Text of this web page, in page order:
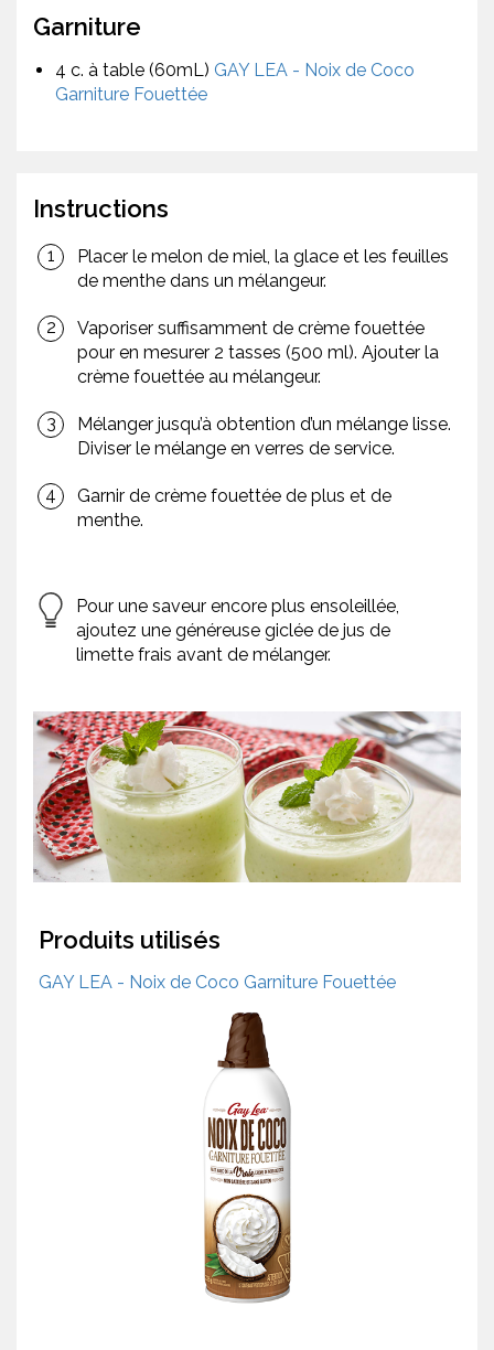
Garniture
4 c. à table (60mL) GAY LEA - Noix de Coco
Garniture Fouettée
Instructions
Placer le melon de miel, la glace et les feuilles
de menthe dans un mélangeur.
Vaporiser suffisamment de crème fouettée
pour en mesurer 2 tasses (500 ml). Ajouter la
crème fouettée au mélangeur.
Mélanger jusqu’à obtention d’un mélange lisse.
Diviser le mélange en verres de service.
Garnir de crème fouettée de plus et de
menthe.
Pour une saveur encore plus ensoleillée,
ajoutez une généreuse giclée de jus de
limette frais avant de mélanger.
Produits utilisés
GAY LEA - Noix de Coco Garniture Fouettée